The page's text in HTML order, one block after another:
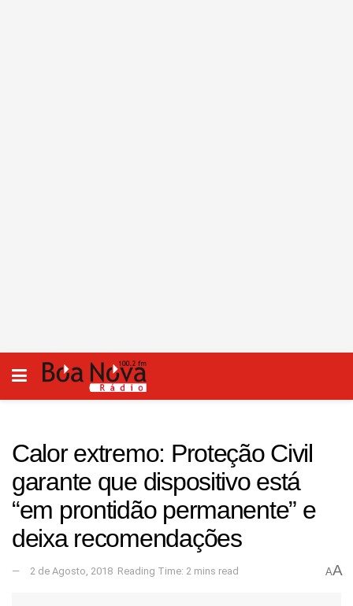
Calor extremo: Proteção Civil
garante que dispositivo está
“em prontidão permanente” e
deixa recomendações
2 de Agosto, 2018 Reading Time: 2 mins read AA